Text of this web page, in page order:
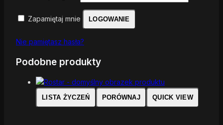
Zapamiętaj mnie LOGOWANIE
Nie pamiętasz hasła?
Podobne produkty
LISTA ŻYCZEŃ PORÓWNAJ QUICK VIEW